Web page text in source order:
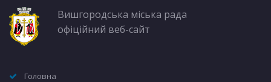
Вишгородська міська рада
офіційний веб-сайт
Головна